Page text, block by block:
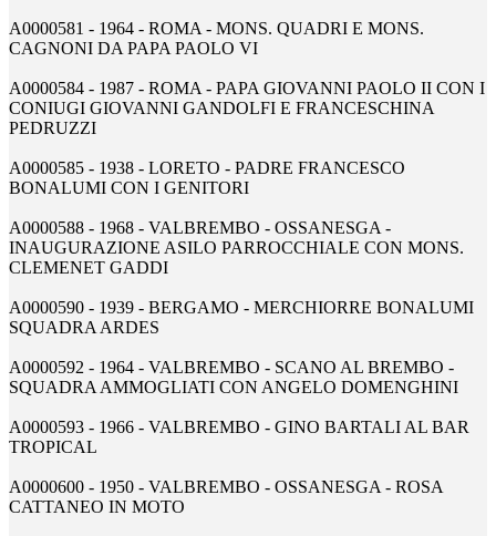
A0000581 - 1964 - ROMA - MONS. QUADRI E MONS.
CAGNONI DA PAPA PAOLO VI
A0000584 - 1987 - ROMA - PAPA GIOVANNI PAOLO II CON I
CONIUGI GIOVANNI GANDOLFI E FRANCESCHINA
PEDRUZZI
A0000585 - 1938 - LORETO - PADRE FRANCESCO
BONALUMI CON I GENITORI
A0000588 - 1968 - VALBREMBO - OSSANESGA -
INAUGURAZIONE ASILO PARROCCHIALE CON MONS.
CLEMENET GADDI
A0000590 - 1939 - BERGAMO - MERCHIORRE BONALUMI
SQUADRA ARDES
A0000592 - 1964 - VALBREMBO - SCANO AL BREMBO -
SQUADRA AMMOGLIATI CON ANGELO DOMENGHINI
A0000593 - 1966 - VALBREMBO - GINO BARTALI AL BAR
TROPICAL
A0000600 - 1950 - VALBREMBO - OSSANESGA - ROSA
CATTANEO IN MOTO